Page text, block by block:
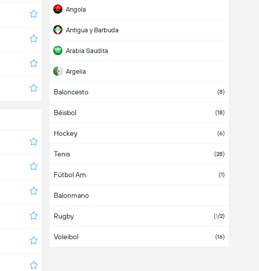
Angola
Antigua y Barbuda
Arabia Saudita
Argelia
Argentina
Armenia
Aruba
Asia
Australia
Austria
Azerbaiyán
Bahamas
Baloncesto (8)
Béisbol (18)
Hockey (6)
Tenis (28)
Fútbol Am. (1)
Balonmano
Rugby (1/2)
Voleibol (16)